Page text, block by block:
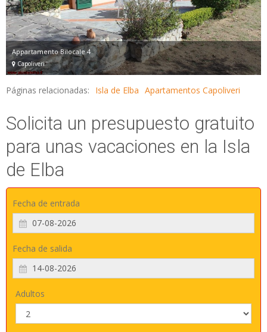
Appartamento Bilocale 4
Capoliveri
Páginas relacionadas: Isla de Elba Apartamentos Capoliveri
Solicita un presupuesto gratuito
para unas vacaciones en la Isla
de Elba
Fecha de entrada
Fecha de salida
Adultos